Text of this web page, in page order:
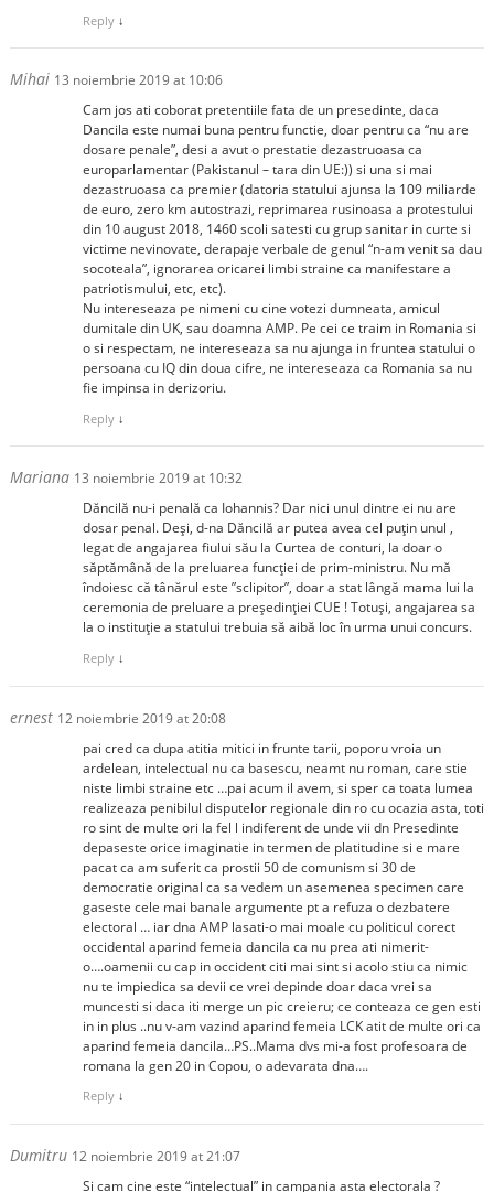
Reply ↓
Mihai 13 noiembrie 2019 at 10:06
Cam jos ati coborat pretentiile fata de un presedinte, daca
Dancila este numai buna pentru functie, doar pentru ca “nu are
dosare penale”, desi a avut o prestatie dezastruoasa ca
europarlamentar (Pakistanul – tara din UE:)) si una si mai
dezastruoasa ca premier (datoria statului ajunsa la 109 miliarde
de euro, zero km autostrazi, reprimarea rusinoasa a protestului
din 10 august 2018, 1460 scoli satesti cu grup sanitar in curte si
victime nevinovate, derapaje verbale de genul “n-am venit sa dau
socoteala”, ignorarea oricarei limbi straine ca manifestare a
patriotismului, etc, etc).
Nu intereseaza pe nimeni cu cine votezi dumneata, amicul
dumitale din UK, sau doamna AMP. Pe cei ce traim in Romania si
o si respectam, ne intereseaza sa nu ajunga in fruntea statului o
persoana cu IQ din doua cifre, ne intereseaza ca Romania sa nu
fie impinsa in derizoriu.
Reply ↓
Mariana 13 noiembrie 2019 at 10:32
Dăncilă nu-i penală ca Iohannis? Dar nici unul dintre ei nu are
dosar penal. Deși, d-na Dăncilă ar putea avea cel puțin unul ,
legat de angajarea fiului său la Curtea de conturi, la doar o
săptămână de la preluarea funcției de prim-ministru. Nu mă
îndoiesc că tânărul este ”sclipitor”, doar a stat lângă mama lui la
ceremonia de preluare a președinției CUE ! Totuși, angajarea sa
la o instituție a statului trebuia să aibă loc în urma unui concurs.
Reply ↓
ernest 12 noiembrie 2019 at 20:08
pai cred ca dupa atitia mitici in frunte tarii, poporu vroia un
ardelean, intelectual nu ca basescu, neamt nu roman, care stie
niste limbi straine etc …pai acum il avem, si sper ca toata lumea
realizeaza penibilul disputelor regionale din ro cu ocazia asta, toti
ro sint de multe ori la fel l indiferent de unde vii dn Presedinte
depaseste orice imaginatie in termen de platitudine si e mare
pacat ca am suferit ca prostii 50 de comunism si 30 de
democratie original ca sa vedem un asemenea specimen care
gaseste cele mai banale argumente pt a refuza o dezbatere
electoral … iar dna AMP lasati-o mai moale cu politicul corect
occidental aparind femeia dancila ca nu prea ati nimerit-
o….oamenii cu cap in occident citi mai sint si acolo stiu ca nimic
nu te impiedica sa devii ce vrei depinde doar daca vrei sa
muncesti si daca iti merge un pic creieru; ce conteaza ce gen esti
in in plus ..nu v-am vazind aparind femeia LCK atit de multe ori ca
aparind femeia dancila…PS..Mama dvs mi-a fost profesoara de
romana la gen 20 in Copou, o adevarata dna….
Reply ↓
Dumitru 12 noiembrie 2019 at 21:07
Si cam cine este “intelectual” in campania asta electorala ?